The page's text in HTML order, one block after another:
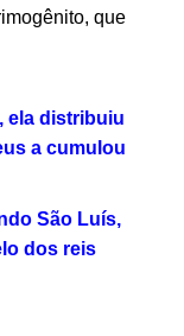
que
ela distribuiu
a cumulou
São Luís,
dos reis